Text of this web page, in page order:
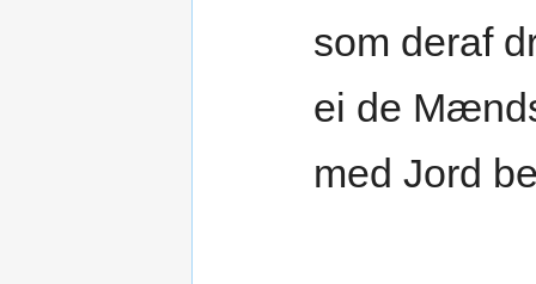
som deraf
ei de
med Jord